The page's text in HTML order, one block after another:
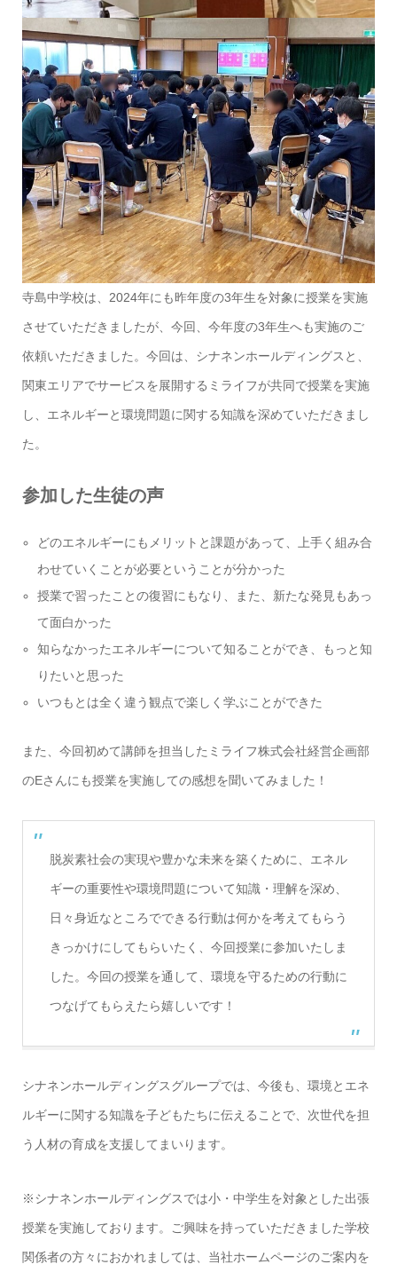
寺島中学校は、2024年にも昨年度の3年生を対象に授業を実施
させていただきましたが、今回、今年度の3年生へも実施のご
依頼いただきました。今回は、シナネンホールディングスと、
関東エリアでサービスを展開するミライフが共同で授業を実施
し、エネルギーと環境問題に関する知識を深めていただきまし
た。
参加した生徒の声
どのエネルギーにもメリットと課題があって、上手く組み合
わせていくことが必要ということが分かった
授業で習ったことの復習にもなり、また、新たな発見もあっ
て面白かった
知らなかったエネルギーについて知ることができ、もっと知
りたいと思った
いつもとは全く違う観点で楽しく学ぶことができた
また、今回初めて講師を担当したミライフ株式会社経営企画部
のEさんにも授業を実施しての感想を聞いてみました！
脱炭素社会の実現や豊かな未来を築くために、エネル
ギーの重要性や環境問題について知識・理解を深め、
日々身近なところでできる行動は何かを考えてもらう
きっかけにしてもらいたく、今回授業に参加いたしま
した。今回の授業を通して、環境を守るための行動に
つなげてもらえたら嬉しいです！
シナネンホールディングスグループでは、今後も、環境とエネ
ルギーに関する知識を子どもたちに伝えることで、次世代を担
う人材の育成を支援してまいります。
※シナネンホールディングスでは小・中学生を対象とした出張
授業を実施しております。ご興味を持っていただきました学校
関係者の方々におかれましては、当社ホームページのご案内を